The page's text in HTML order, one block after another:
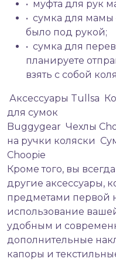
• муфта для рук
• сумка для мамы
было под рукой;
• сумка для
планируете
взять с собой
Аксессуары Tullsa
для сумок
Buggygear Чехлы
на ручки коляски
Choopie
Кроме того, вы
другие аксессуары,
предметами первой
использование
удобным и
дополнительные
капоры и